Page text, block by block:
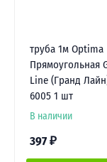
труба 1м Optima
Прямоугольная
Line (Гранд
6005 1 шт
В наличии
397 ₽